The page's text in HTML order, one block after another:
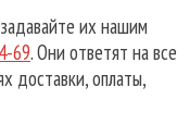
их нашим
69. Они ответят на все
доставки, оплаты,